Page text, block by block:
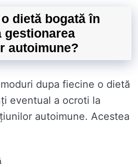
dietă bogată în
gestionarea
autoimune?
dupa fiecine o dietă
eventual a ocroti la
autoimune. Acestea